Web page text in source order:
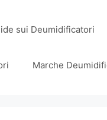
sui Deumidificatori
Marche